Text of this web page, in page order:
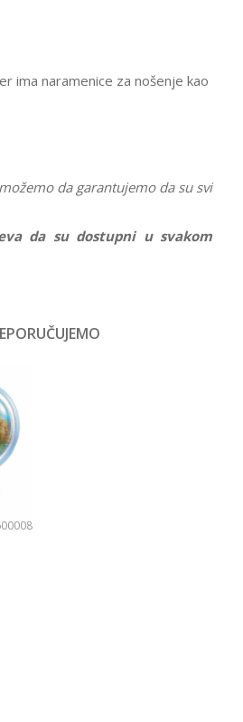
ima naramenice za nošenje kao
da garantujemo da su svi
da su dostupni u svakom